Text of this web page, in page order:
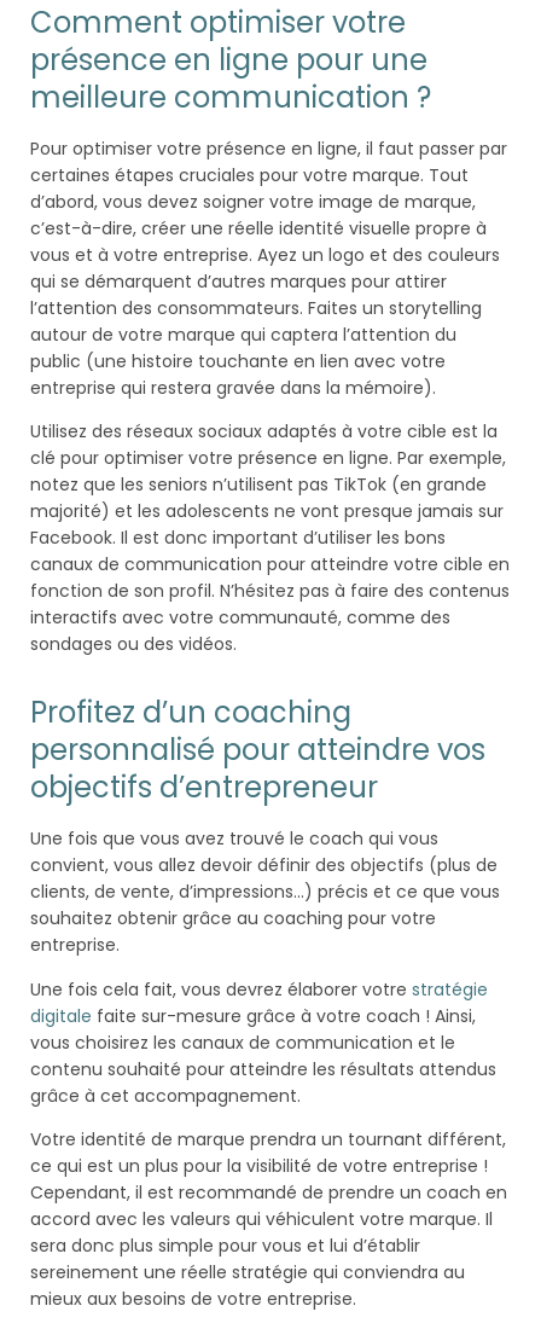
Comment optimiser votre
présence en ligne pour une
meilleure communication ?
Pour optimiser votre présence en ligne, il faut passer par
certaines étapes cruciales pour votre marque. Tout
d’abord, vous devez soigner votre image de marque,
c’est-à-dire, créer une réelle identité visuelle propre à
vous et à votre entreprise. Ayez un logo et des couleurs
qui se démarquent d’autres marques pour attirer
l’attention des consommateurs. Faites un storytelling
autour de votre marque qui captera l’attention du
public (une histoire touchante en lien avec votre
entreprise qui restera gravée dans la mémoire).
Utilisez des réseaux sociaux adaptés à votre cible est la
clé pour optimiser votre présence en ligne. Par exemple,
notez que les seniors n’utilisent pas TikTok (en grande
majorité) et les adolescents ne vont presque jamais sur
Facebook. Il est donc important d’utiliser les bons
canaux de communication pour atteindre votre cible en
fonction de son profil. N’hésitez pas à faire des contenus
interactifs avec votre communauté, comme des
sondages ou des vidéos.
Profitez d’un coaching
personnalisé pour atteindre vos
objectifs d’entrepreneur
Une fois que vous avez trouvé le coach qui vous
convient, vous allez devoir définir des objectifs (plus de
clients, de vente, d’impressions…) précis et ce que vous
souhaitez obtenir grâce au coaching pour votre
entreprise.
Une fois cela fait, vous devrez élaborer votre stratégie
digitale faite sur-mesure grâce à votre coach ! Ainsi,
vous choisirez les canaux de communication et le
contenu souhaité pour atteindre les résultats attendus
grâce à cet accompagnement.
Votre identité de marque prendra un tournant différent,
ce qui est un plus pour la visibilité de votre entreprise !
Cependant, il est recommandé de prendre un coach en
accord avec les valeurs qui véhiculent votre marque. Il
sera donc plus simple pour vous et lui d’établir
sereinement une réelle stratégie qui conviendra au
mieux aux besoins de votre entreprise.